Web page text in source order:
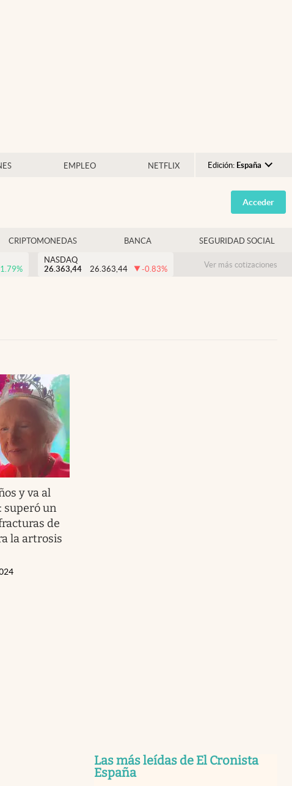
EMPLEO NETFLIX Edición: España
Argentina
España
USA
Colombia
Acceder
CRIPTOMONEDAS BANCA SEGURIDAD SOCIAL
1.79%
NASDAQ
26.363,44
26.363,44 -0.83% Ver más cotizaciones
y va al
superó un
de
la artrosis
Las más leídas de El Cronista
España